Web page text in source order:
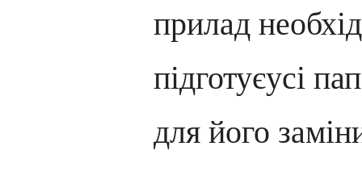
прилад
підготуєусі
для його